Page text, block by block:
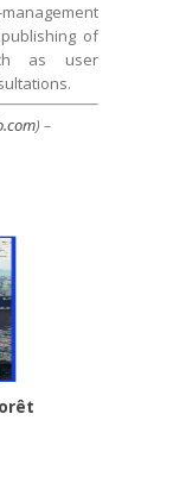
of
as user
) –